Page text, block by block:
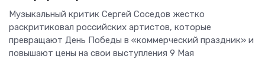
Музыкальный критик Сергей Соседов жестко
раскритиковал российских артистов, которые
превращают День Победы в «коммерческий праздник» и
повышают цены на свои выступления 9 Мая